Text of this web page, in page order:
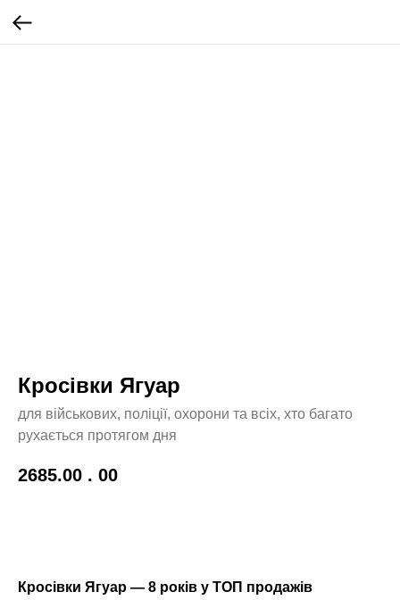
Кросівки Ягуар
для військових, поліції, охорони та всіх, хто багато
рухається протягом дня
2685.00 . 00
Кросівки Ягуар — 8 років у ТОП продажів